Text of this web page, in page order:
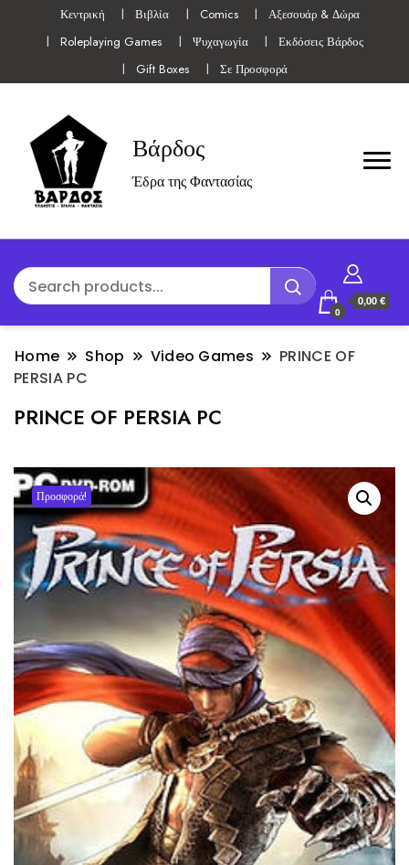
Κεντρική Βιβλία Comics
Αξεσουάρ & Δώρα
Roleplaying Games
Ψυχαγωγία
Εκδόσεις Βάρδος
Gift Boxes
Σε Προσφορά
Βάρδος
Έδρα της Φαντασίας
0
0,00 €
Home Shop Video Games
PRINCE OF
PERSIA PC
PRINCE OF PERSIA PC
Προσφορά!